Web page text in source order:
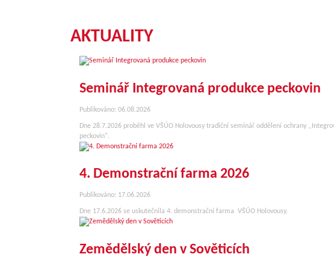
AKTUALITY
Seminář Integrovaná produkce peckovin
Publikováno: 06.08.2026
Dne 28.7.2026 proběhl ve VŠÚO Holovousy tradiční seminář oddělení ochrany
peckovin".
4. Demonstrační farma 2026
Publikováno: 17.06.2026
Dne 17.6.2026 se uskutečnila 4. demonstrační farma VŠÚO Holovousy.
Zemědělský den v Sověticích